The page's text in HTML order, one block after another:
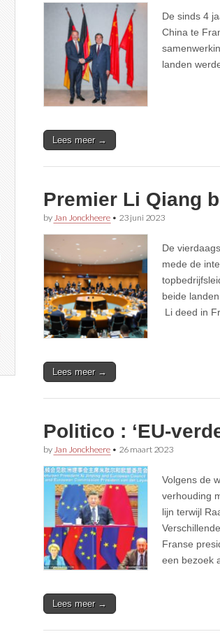
De sinds 4
China te
landen
Lees meer →
Premier Li Qiang
by Jan Jonckheere • 23 juni 2023
De
mede de
beide
Li deed in
Lees meer →
Politico : ‘EU-
by Jan Jonckheere • 26 maart 2023
Volgens de
verhouding
lijn terwijl
Franse
een bezoek
Lees meer →